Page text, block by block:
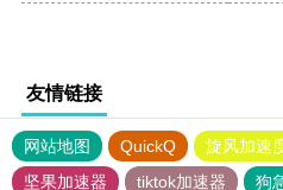
友情链接
网站地图 QuickQ 旋风加速
坚果加速器
tiktok加速器
狗